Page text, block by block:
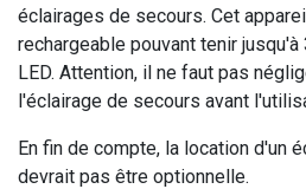
éclairages de secours. Cet
rechargeable pouvant tenir
LED. Attention, il ne faut pas
l'éclairage de secours avant
En fin de compte, la location d'un
devrait pas être optionnelle.